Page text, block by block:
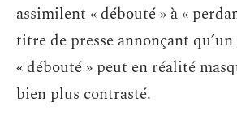
assimilent « débouté » à «
titre de presse annonçant
« débouté » peut en réalité
bien plus contrasté.